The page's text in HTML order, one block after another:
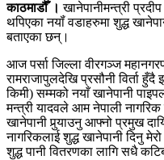
काठमाडौँ ।खानेपानीमन्त्री
थपिएका नयॉं वडाहरुमा शुद्ध
बताएका छन्।
आज पर्सा जिल्ला वीरगञ्ज
रामराजापुलदेखि प्रसौनी विर्ता
किमी) सम्मको नयाँ खानेपानी
मन्त्री यादवले आम नेपाली
खानेपानी पुर्‍याउनु आफ्नो प्रमुख
नागरिकलाई शुद्ध खानेपानी दिनु
शुद्ध पानी वितरणका लागि सधै